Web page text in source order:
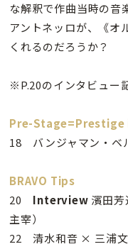
な解釈で作曲当時の音
アントネッロが、《オ
くれるのだろうか？
※P.20のインタビュー
Pre-
18 バンジャマン・ベ
BRAVO Tips
20 Interview 濱田
主宰）
22 清水和音 × 三浦文